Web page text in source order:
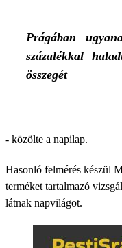
Prágában
százalékkal
összegét
- közölte a napilap.
Hasonló felmérés készül
terméket tartalmazó
látnak napvilágot.